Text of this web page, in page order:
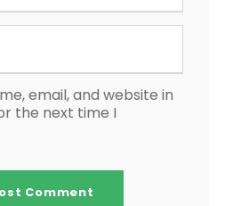
email, and website in
the next time I